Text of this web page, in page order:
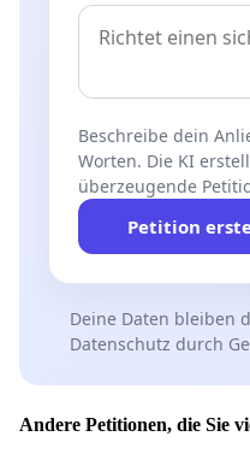
Beschreibe dein
Worten. Die KI
überzeugende
Petition
Deine Daten bleiben
Datenschutz durch
Andere Petitionen, die Sie